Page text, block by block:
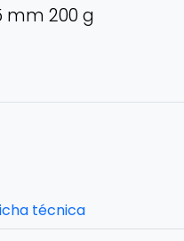
mm 200 g
técnica